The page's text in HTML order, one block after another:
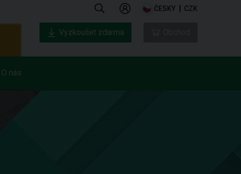
ČESKY CZK
O nás
Vyzkoušet zdarma